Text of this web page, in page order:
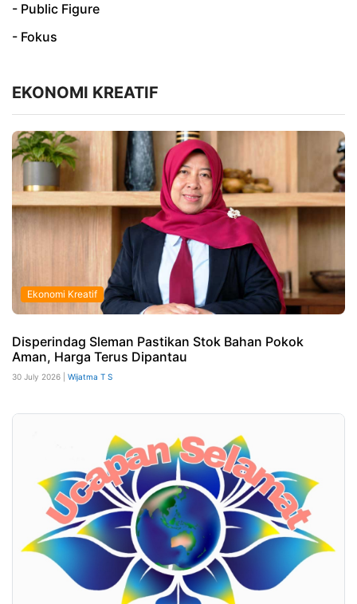
- Public Figure
- Fokus
EKONOMI KREATIF
Ekonomi Kreatif
Disperindag Sleman Pastikan Stok Bahan Pokok
Aman, Harga Terus Dipantau
30 July 2026 | Wijatma T S